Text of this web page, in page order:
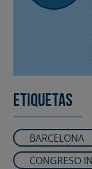
Etiquetas
BARCELONA
CONGRESO